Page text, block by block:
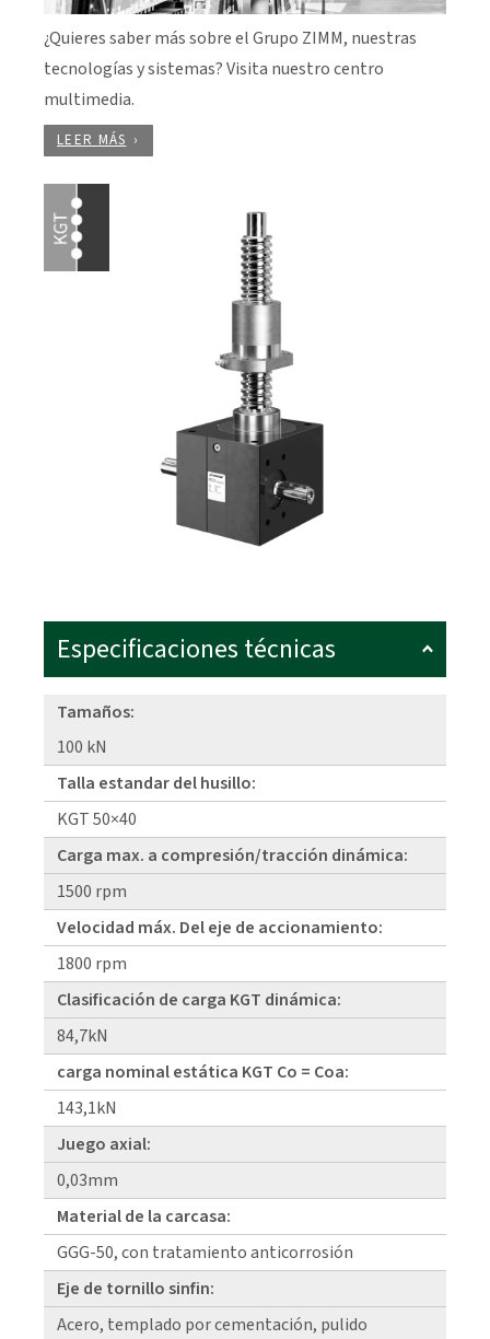
¿Quieres saber más sobre el Grupo ZIMM, nuestras
tecnologías y sistemas? Visita nuestro centro
multimedia.
LEER MÁS
Especificaciones técnicas
Tamaños:
100 kN
Talla estandar del husillo:
KGT 50×40
Carga max. a compresión/tracción dinámica:
1500 rpm
Velocidad máx. Del eje de accionamiento:
1800 rpm
Clasificación de carga KGT dinámica:
84,7kN
carga nominal estática KGT Co = Coa:
143,1kN
Juego axial:
0,03mm
Material de la carcasa:
GGG-50, con tratamiento anticorrosión
Eje de tornillo sinfin:
Acero, templado por cementación, pulido